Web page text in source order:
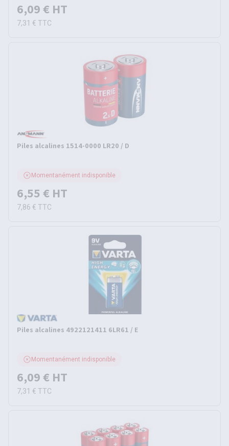
6,09 € HT
7,31 € TTC
Piles alcalines 1514-0000 LR20 / D
Momentanément indisponible
6,55 € HT
7,86 € TTC
Piles alcalines 4922121411 6LR61 / E
Momentanément indisponible
6,09 € HT
7,31 € TTC